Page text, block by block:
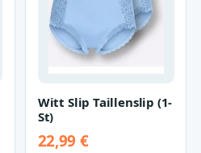
Witt Slip Taillenslip (1-
St)
22,99 €